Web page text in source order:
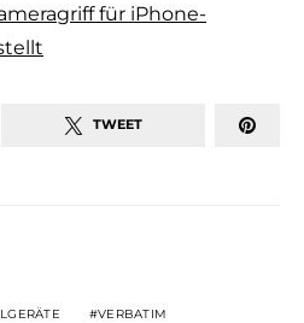
für iPhone-
TWEET
VERBATIM